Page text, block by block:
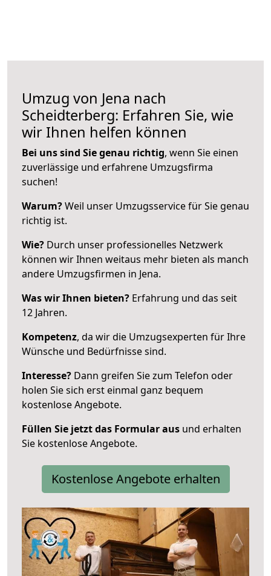
Umzug von Jena nach
Scheidterberg: Erfahren Sie, wie
wir Ihnen helfen können
Bei uns sind Sie genau richtig, wenn Sie einen
zuverlässige und erfahrene Umzugsfirma
suchen!
Warum?Weil unser Umzugsservice für Sie genau
richtig ist.
Wie? Durch unser professionelles Netzwerk
können wir Ihnen weitaus mehr bieten als manch
andere Umzugsfirmen in Jena.
Was wir Ihnen bieten? Erfahrung und das seit
12 Jahren.
Kompetenz, da wir die Umzugsexperten für Ihre
Wünsche und Bedürfnisse sind.
Interesse? Dann greifen Sie zum Telefon oder
holen Sie sich erst einmal ganz bequem
kostenlose Angebote.
Füllen Sie jetzt das Formular aus und erhalten
Sie kostenlose Angebote.
Kostenlose Angebote erhalten